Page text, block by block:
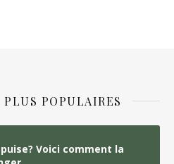
POPULAIRES
Voici comment la